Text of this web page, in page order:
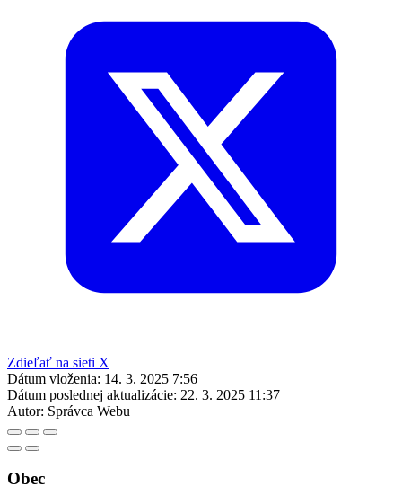
Zdieľať na sieti X
Dátum vloženia: 14. 3. 2025 7:56
Dátum poslednej aktualizácie: 22. 3. 2025 11:37
Autor: Správca Webu
Obec